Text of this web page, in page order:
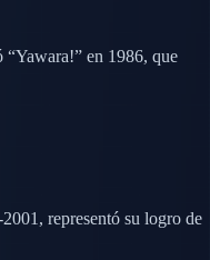
en 1986, que
representó su logro de